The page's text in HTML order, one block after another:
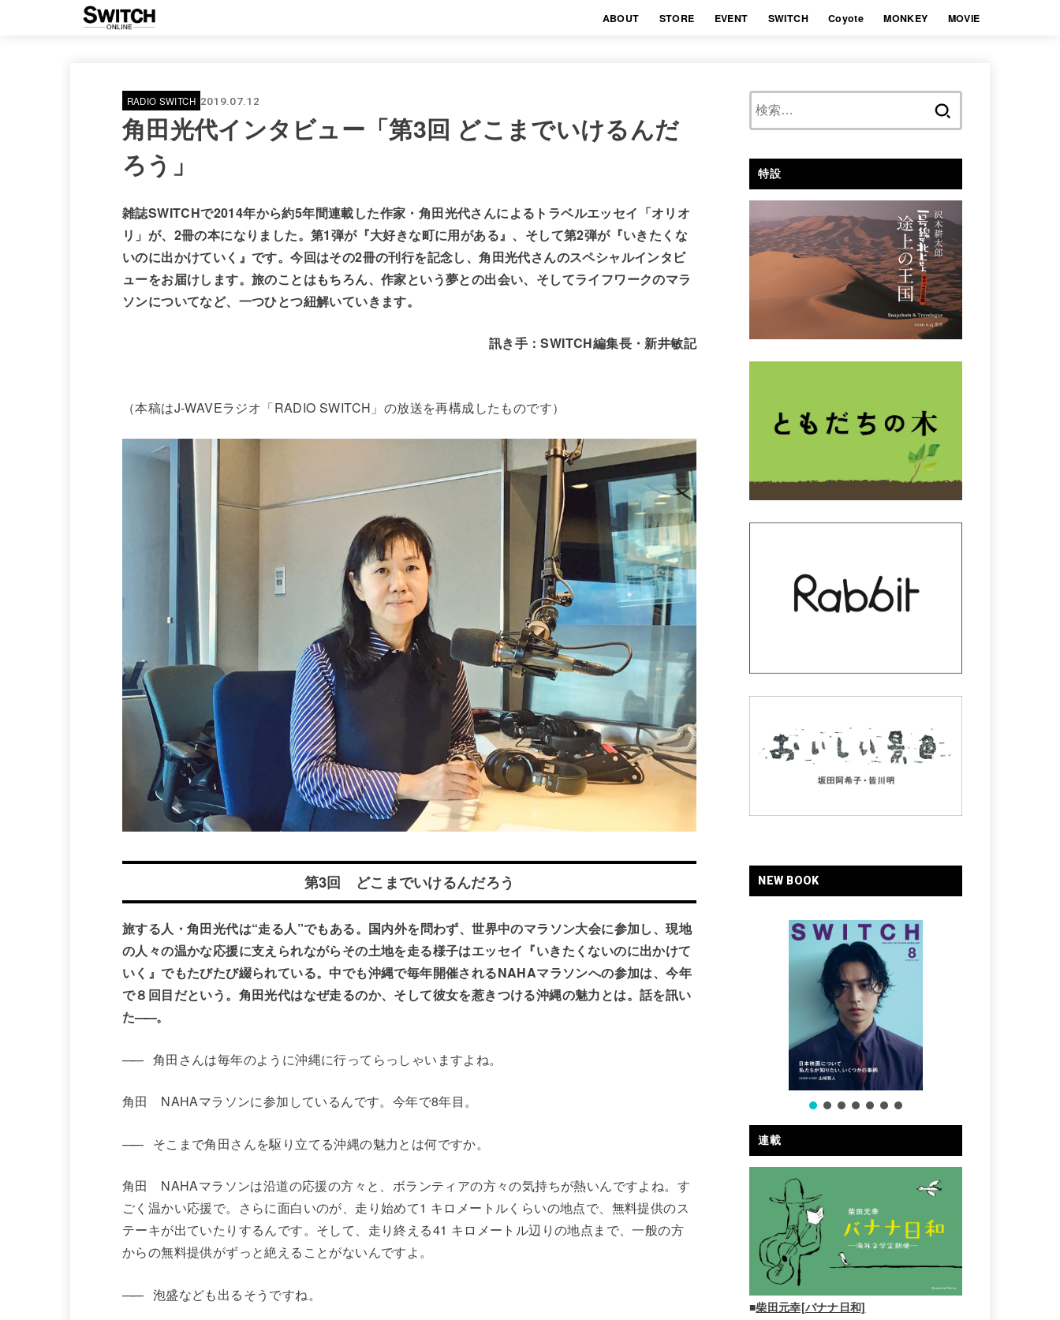
ABOUT STORE EVENT SWITCH Coyote MONKEY MOVIE
RADIO SWITCH 2019.07.12
角田光代インタビュー「第3回 どこまでいけるんだ
ろう」
雑誌SWITCHで2014年から約5年間連載した作家・角田光代さんによるトラベルエッセイ「オリオ
リ」が、2冊の本になりました。第1弾が『大好きな町に用がある』、そして第2弾が『いきたくな
いのに出かけていく』です。今回はその2冊の刊行を記念し、角田光代さんのスペシャルインタビ
ューをお届けします。旅のことはもちろん、作家という夢との出会い、そしてライフワークのマラ
ソンについてなど、一つひとつ紐解いていきます。
訊き手：SWITCH編集長・新井敏記
（本稿はJ-WAVEラジオ「RADIO SWITCH」の放送を再構成したものです）
第3回 どこまでいけるんだろう
旅する人・角田光代は“走る人”でもある。国内外を問わず、世界中のマラソン大会に参加し、現地
の人々の温かな応援に支えられながらその土地を走る様子はエッセイ『いきたくないのに出かけて
いく』でもたびたび綴られている。中でも沖縄で毎年開催されるNAHAマラソンへの参加は、今年
で８回目だという。角田光代はなぜ走るのか、そして彼女を惹きつける沖縄の魅力とは。話を訊い
た——。
——角田さんは毎年のように沖縄に行ってらっしゃいますよね。
角田 NAHAマラソンに参加しているんです。今年で8年目。
——そこまで角田さんを駆り立てる沖縄の魅力とは何ですか。
角田 NAHAマラソンは沿道の応援の方々と、ボランティアの方々の気持ちが熱いんですよね。す
ごく温かい応援で。さらに面白いのが、走り始めて1 キロメートルくらいの地点で、無料提供のス
テーキが出ていたりするんです。そして、走り終える41 キロメートル辺りの地点まで、一般の方
からの無料提供がずっと絶えることがないんですよ。
——泡盛なども出るそうですね。
特設
NEW BOOK
連載
■柴田元幸[バナナ日和]